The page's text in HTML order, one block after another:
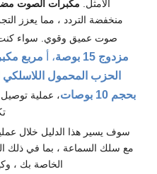
الأمثل. مكبرات الصوت
منخفضة التردد ، مما يعزز
صوت عميق وقوي. سواء
مزدوج 15 بوصة
، أ مربع مكبر
الحزب المحمول
بحجم 10 بوصات
، عملية توصيل
سوف يسير هذا الدليل خلال
مع سلك السماعة ، بما في ذلك
الخاصة بك ،